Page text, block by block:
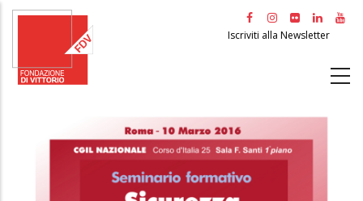
Salta
principale
Iscriviti alla Newsletter